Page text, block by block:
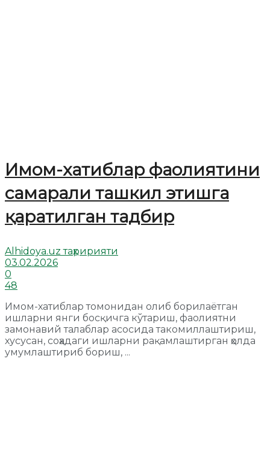
Имом-хатиблар фаолиятини
самарали ташкил этишга
қаратилган тадбир
Alhidoya.uz таҳририяти
03.02.2026
0
48
Имом-хатиблар томонидан олиб борилаётган
ишларни янги босқичга кўтариш, фаолиятни
замонавий талаблар асосида такомиллаштириш,
хусусан, соҳадаги ишларни рақамлаштирган ҳолда
умумлаштириб бориш, ...